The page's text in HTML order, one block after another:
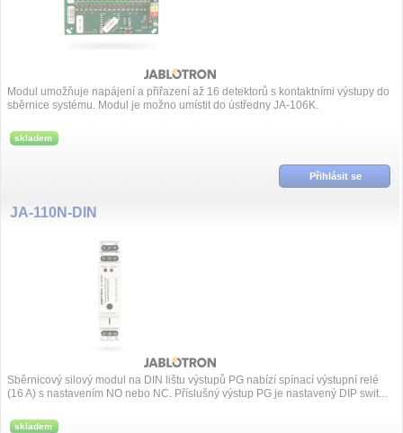
Modul umožňuje napájení a přiřazení až 16 detektorů s kontaktními výstupy do
sběrnice systému. Modul je možno umístit do ústředny JA-106K.
skladem
Přihlásit se
JA-110N-DIN
Sběrnicový silový modul na DIN lištu výstupů PG nabízí spínací výstupní relé
(16 A) s nastavením NO nebo NC. Příslušný výstup PG je nastavený DIP swit...
skladem